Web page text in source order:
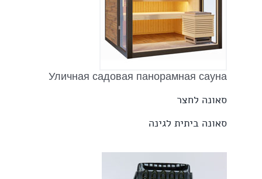
Уличная садовая панорамная сауна
סאונה לחצר
סאונה ביתית לגינה